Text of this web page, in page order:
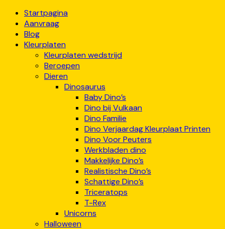
Startpagina
Aanvraag
Blog
Kleurplaten
Kleurplaten wedstrijd
Beroepen
Dieren
Dinosaurus
Baby Dino’s
Dino bij Vulkaan
Dino Familie
Dino Verjaardag Kleurplaat Printen
Dino Voor Peuters
Werkbladen dino
Makkelijke Dino’s
Realistische Dino’s
Schattige Dino’s
Triceratops
T-Rex
Unicorns
Halloween